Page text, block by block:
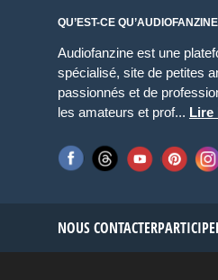
QU’EST-CE
Audiofanzine est une
spécialisé, site de petites
passionnés et de
les amateurs et prof... Lire
NOUS CONTACTER